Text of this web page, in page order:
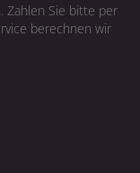
Zahlen Sie bitte per
berechnen wir